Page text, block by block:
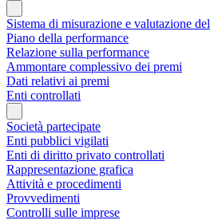
Sistema di misurazione e valutazione
Piano della performance
Relazione sulla performance
Ammontare complessivo dei premi
Dati relativi ai premi
Enti controllati
Società partecipate
Enti pubblici vigilati
Enti di diritto privato controllati
Rappresentazione grafica
Attività e procedimenti
Provvedimenti
Controlli sulle imprese